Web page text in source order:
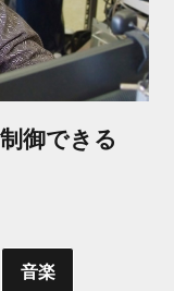
御できる
音楽